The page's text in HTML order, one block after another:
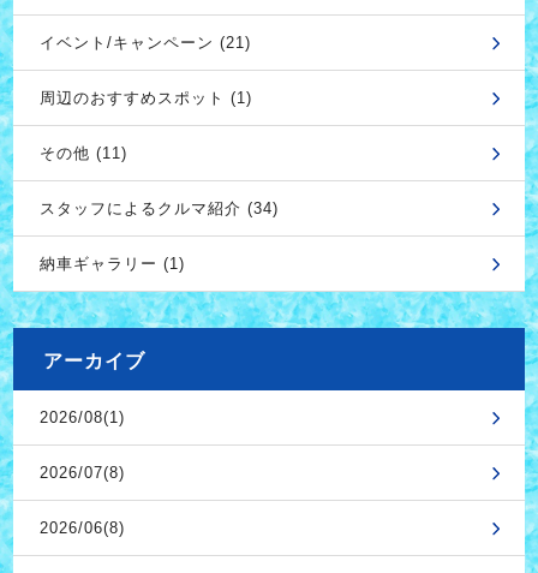
イベント/キャンペーン (21)
周辺のおすすめスポット (1)
その他 (11)
スタッフによるクルマ紹介 (34)
納車ギャラリー (1)
アーカイブ
2026/08(1)
2026/07(8)
2026/06(8)